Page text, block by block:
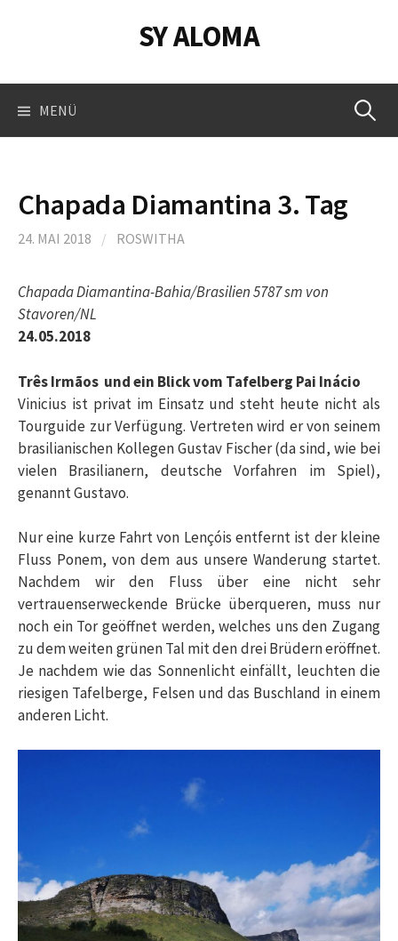
SY ALOMA
MENÜ Suchen
Chapada Diamantina 3. Tag
24. MAI 2018 / ROSWITHA
Chapada Diamantina-Bahia/Brasilien 5787 sm von
Stavoren/NL
24.05.2018
Três Irmãos und ein Blick vom Tafelberg Pai Inácio
Vinicius ist privat im Einsatz und steht heute nicht als
Tourguide zur Verfügung. Vertreten wird er von seinem
brasilianischen Kollegen Gustav Fischer (da sind, wie bei
vielen Brasilianern, deutsche Vorfahren im Spiel),
genannt Gustavo.
Nur eine kurze Fahrt von Lençóis entfernt ist der kleine
Fluss Ponem, von dem aus unsere Wanderung startet.
Nachdem wir den Fluss über eine nicht sehr
vertrauenserweckende Brücke überqueren, muss nur
noch ein Tor geöffnet werden, welches uns den Zugang
zu dem weiten grünen Tal mit den drei Brüdern eröffnet.
Je nachdem wie das Sonnenlicht einfällt, leuchten die
riesigen Tafelberge, Felsen und das Buschland in einem
anderen Licht.